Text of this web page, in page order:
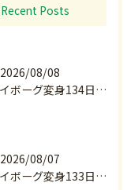
Recent Posts
2026/08/08
サイボーグ変身134日目.ゾロ目.お盆休み.甲子園.佐野日大.麦倉監督37年振り白星.柔道インターハイ.2歳ダリア賞.GⅢ.エルムS. GⅢ.レパードS. GⅢ.CBC賞.応援印…土曜の朝〜
2026/08/07
サイボーグ変身133日目.広島.原爆.81年.インターハイ初日.金曜の朝〜